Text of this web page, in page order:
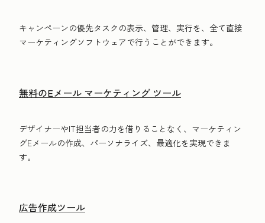
キャンペーンの優先タスクの表示、管理、実行を、全て直接
マーケティングソフトウェアで行うことができます。
無料のEメール マーケティング ツール
デザイナーやIT担当者の力を借りることなく、マーケティン
グEメールの作成、パーソナライズ、最適化を実現できま
す。
広告作成ツール